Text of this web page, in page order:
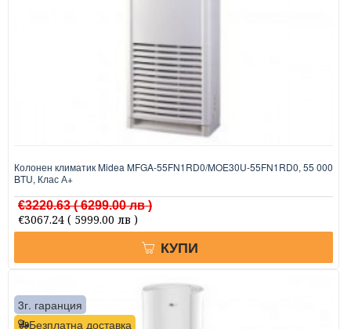
Колонен климатик Midea MFGA-55FN1RD0/MOE30U-55FN1RD0, 55 000
BTU, Клас А+
€3220.63( 6299.00 лв )
€3067.24 ( 5999.00 лв )
КУПИ
Безплатна доставка
3г. гаранция